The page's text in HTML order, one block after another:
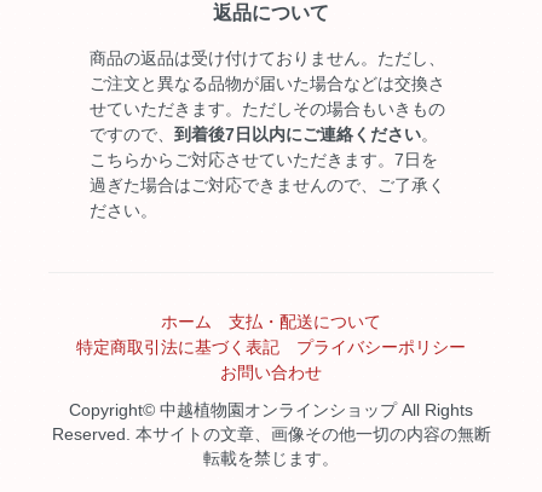
返品について
商品の返品は受け付けておりません。ただし、
ご注文と異なる品物が届いた場合などは交換さ
せていただきます。ただしその場合もいきもの
ですので、 到着後7日以内にご連絡ください。
こちらからご対応させていただきます。7日を
過ぎた場合はご対応できませんので、ご了承く
ださい。
ホーム
支払・配送について
特定商取引法に基づく表記
プライバシーポリシー
お問い合わせ
Copyright© 中越植物園オンラインショップ All Rights
Reserved. 本サイトの文章、画像その他一切の内容の無断
転載を禁じます。